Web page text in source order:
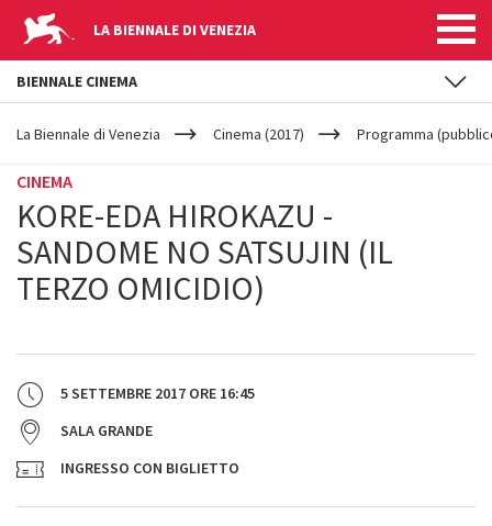
LA BIENNALE DI VENEZIA
YOUR
ARE
La Biennale di Venezia Cinema (2017) Programma
CINEMA
KORE-EDA HIROKAZU -
SANDOME NO SATSUJIN (IL
TERZO OMICIDIO)
5 SETTEMBRE 2017 ORE 16:45
SALA GRANDE
INGRESSO CON BIGLIETTO
BIENNALE CINEMA